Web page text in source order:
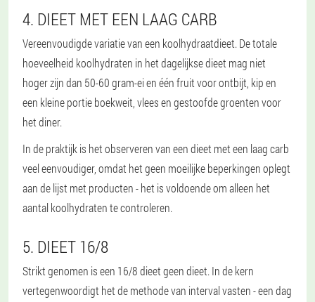
4. DIEET MET EEN LAAG CARB
Vereenvoudigde variatie van een koolhydraatdieet. De totale
hoeveelheid koolhydraten in het dagelijkse dieet mag niet
hoger zijn dan 50-60 gram-ei en één fruit voor ontbijt, kip en
een kleine portie boekweit, vlees en gestoofde groenten voor
het diner.
In de praktijk is het observeren van een dieet met een laag carb
veel eenvoudiger, omdat het geen moeilijke beperkingen oplegt
aan de lijst met producten - het is voldoende om alleen het
aantal koolhydraten te controleren.
5. DIEET 16/8
Strikt genomen is een 16/8 dieet geen dieet. In de kern
vertegenwoordigt het de methode van interval vasten - een dag